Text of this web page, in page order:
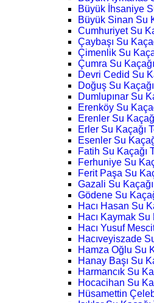
Büyük İhsaniye
Büyük Sinan Su
Cumhuriyet Su
Çaybaşı Su
Çimenlik Su
Çumra Su
Devri Cedid Su
Doğuş Su
Dumlupınar Su
Erenköy Su
Erenler Su
Erler Su Kaçağı
Esenler Su
Fatih Su Kaçağı
Ferhuniye Su
Ferit Paşa Su
Gazali Su
Gödene Su
Hacı Hasan Su
Hacı Kaymak Su
Hacı Yusuf
Hacıveyiszade
Hamza Oğlu Su
Hanay Başı Su
Harmancık Su
Hocacihan Su
Hüsamettin